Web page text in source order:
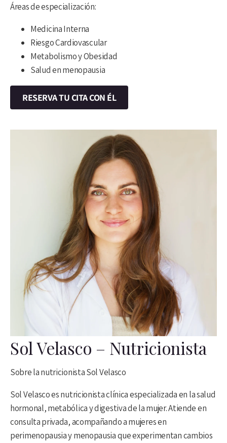
Áreas de especialización:
Medicina Interna
Riesgo Cardiovascular
Metabolismo y Obesidad
Salud en menopausia
RESERVA TU CITA CON ÉL
Sol Velasco – Nutricionista
Sobre la nutricionista Sol Velasco
Sol Velasco es nutricionista clínica especializada en la salud
hormonal, metabólica y digestiva de la mujer. Atiende en
consulta privada, acompañando a mujeres en
perimenopausia y menopausia que experimentan cambios